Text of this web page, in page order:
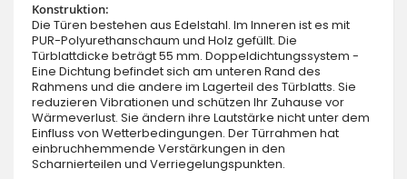
Konstruktion:
Die Türen bestehen aus Edelstahl. Im Inneren ist es mit
PUR-Polyurethanschaum und Holz gefüllt. Die
Türblattdicke beträgt 55 mm. Doppeldichtungssystem -
Eine Dichtung befindet sich am unteren Rand des
Rahmens und die andere im Lagerteil des Türblatts. Sie
reduzieren Vibrationen und schützen Ihr Zuhause vor
Wärmeverlust. Sie ändern ihre Lautstärke nicht unter dem
Einfluss von Wetterbedingungen. Der Türrahmen hat
einbruchhemmende Verstärkungen in den
Scharnierteilen und Verriegelungspunkten.